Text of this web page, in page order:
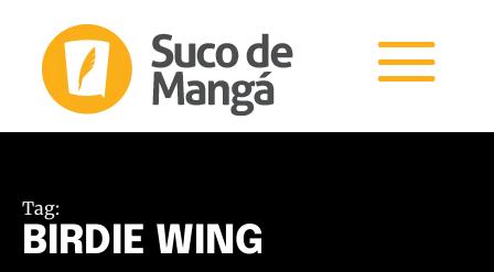
Tag:
BIRDIE WING